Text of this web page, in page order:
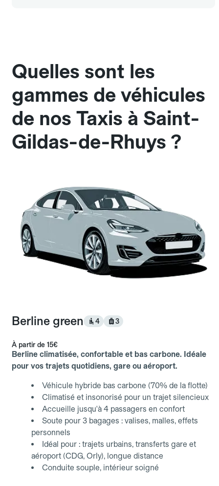
Quelles sont les
gammes de véhicules
de nos Taxis à Saint-
Gildas-de-Rhuys ?
Berline green 4 3
À partir de 15€
Berline climatisée, confortable et bas carbone. Idéale
pour vos trajets quotidiens, gare ou aéroport.
Véhicule hybride bas carbone (70% de la flotte)
Climatisé et insonorisé pour un trajet silencieux
Accueille jusqu'à 4 passagers en confort
Soute pour 3 bagages : valises, malles, effets
personnels
Idéal pour : trajets urbains, transferts gare et
aéroport (CDG, Orly), longue distance
Conduite souple, intérieur soigné